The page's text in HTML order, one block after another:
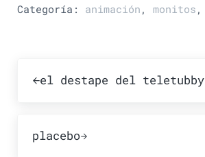
Categoría: animación , monitos ,
el destape del teletubby
placebo